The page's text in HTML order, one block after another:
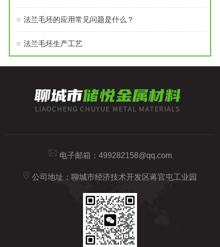
法兰毛坯的应用常见问题是什么？
法兰毛坯生产工艺
电子邮箱： 499282158@qq.com
公司地址：聊城市经济技术开发区蒋官屯工业园